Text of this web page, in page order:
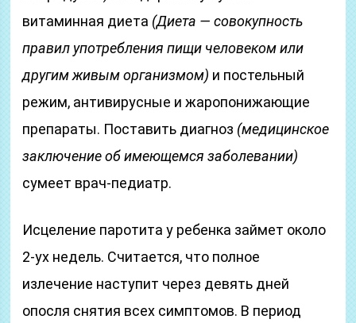
витаминная диета (Диета — совокупность
правил употребления пищи человеком или
другим живым организмом) и постельный
режим, антивирусные и жаропонижающие
препараты. Поставить диагноз (медицинское
заключение об имеющемся заболевании)
сумеет врач-педиатр.
Исцеление паротита у ребенка займет около
2-ух недель. Считается, что полное
излечение наступит через девять дней
опосля снятия всех симптомов. В период